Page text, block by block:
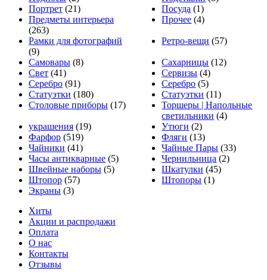
Портрет (21) Посуда (1)
Предметы интерьера
(263)
Прочее (4)
Рамки для фотографий
(9)
Ретро-вещи (57)
Самовары (8) Сахарницы (12)
Свет (41) Сервизы (4)
Серебро (91) Серебро (5)
Статуэтки (180) Статуэтки (11)
Столовые приборы (17)
Торшеры | Напольные
светильники (4)
украшения (19) Утюги (2)
Фарфор (519) Фляги (13)
Чайники (41) Чайные Пары (33)
Часы антикварные (5) Чернильница (2)
Швейные наборы (5) Шкатулки (45)
Штопор (57) Штопоры (1)
Экраны (3)
Хиты
Акции и распродажи
Оплата
О нас
Контакты
Отзывы